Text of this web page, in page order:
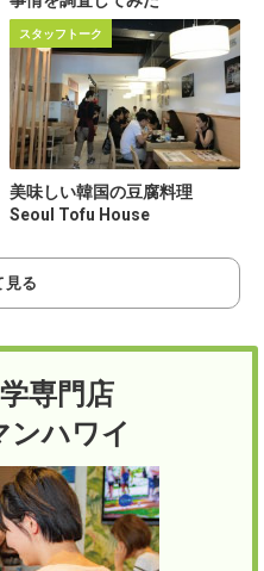
スタッフトーク
美味しい韓国の豆腐料理
Seoul Tofu House
見る
専門店
ンハワイ